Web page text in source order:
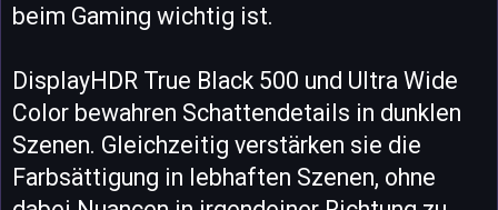
beim Gaming wichtig ist.
DisplayHDR True Black 500 und Ultra Wide
Color bewahren Schattendetails in dunklen
Szenen. Gleichzeitig verstärken sie die
Farbsättigung in lebhaften Szenen, ohne